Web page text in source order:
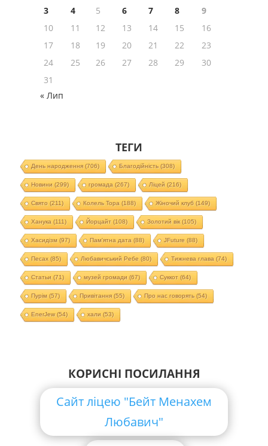
3
4 5 6 7 8
9
10
11 12 13 14 15
16
17
18 19 20 21 22
23
24
25 26 27 28 29
30
31
« Лип
ТЕГИ
День народження(706) Благодійність(308)
Новини (299) громада (267) Ліцей (216)
Свято (211) Колель Тора (188) Жіночий клуб (149)
Ханука (111) Йорцайт (108) Золотий вік(105)
Хасидізм (97) Пам'ятна дата (88) JFuture (88)
Песах(85) Любавичський Ребе (80) Тижнева глава (74)
Статьи (71) музей громади (67) Суккот (64)
Пурім (57) Привітання(55) Про нас говорять(54)
EnerJew(54) хали (53)
КОРИСНІ ПОСИЛАННЯ
Сайт ліцею "Бейт Менахем
Любавич"